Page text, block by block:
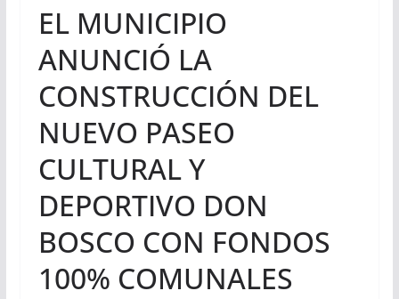
EL MUNICIPIO
ANUNCIÓ LA
CONSTRUCCIÓN DEL
NUEVO PASEO
CULTURAL Y
DEPORTIVO DON
BOSCO CON FONDOS
100% COMUNALES